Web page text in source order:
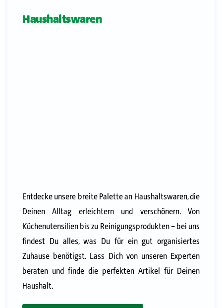
Haushaltswaren
Entdecke unsere breite Palette an Haushaltswaren, die
Deinen Alltag erleichtern und verschönern. Von
Küchenutensilien bis zu Reinigungsprodukten – bei uns
findest Du alles, was Du für ein gut organisiertes
Zuhause benötigst. Lass Dich von unseren Experten
beraten und finde die perfekten Artikel für Deinen
Haushalt.